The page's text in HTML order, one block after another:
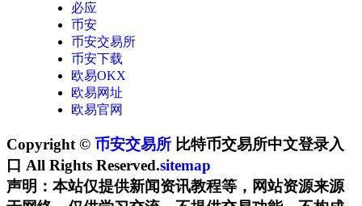
必应
币安
币安交易所
币安下载
欧易OKX
欧易网址
欧易官网
Copyright © 币安交易所 比特币交易所中文登录入
口 All Rights Reserved.sitemap
声明：本站仅提供新闻资讯教程等，网站资源来源